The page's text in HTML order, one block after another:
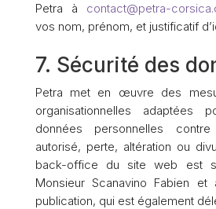
Petra à contact@petra-
vos nom, prénom, et justificatif
7. Sécurité des
Petra met en œuvre des
organisationnelles adaptées
données personnelles
autorisé, perte, altération ou
back-office du site web est
Monsieur Scanavino Fabien
publication, qui est également